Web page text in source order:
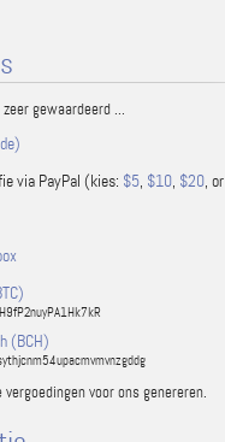
gewaardeerd ...
via PayPal (kies: $5, $10, $20, or
(BCH)
voor ons genereren.